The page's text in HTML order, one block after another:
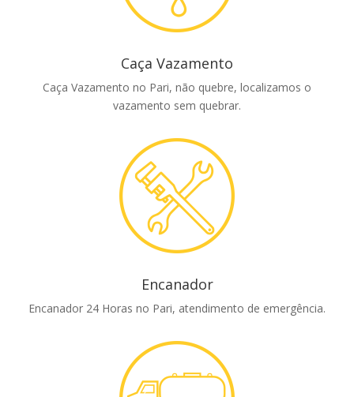
Caça Vazamento
Caça Vazamento no Pari, não quebre, localizamos o
vazamento sem quebrar.
Encanador
Encanador 24 Horas no Pari, atendimento de emergência.